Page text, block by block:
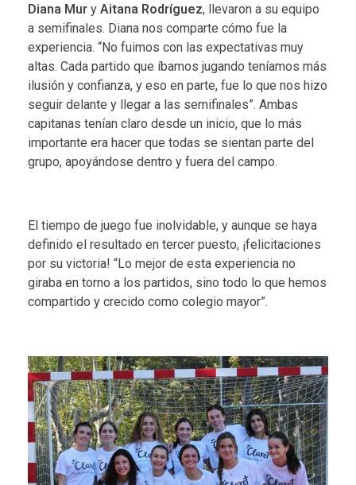
Diana Mur y Aitana Rodríguez, llevaron a su equipo
a semifinales. Diana nos comparte cómo fue la
experiencia. “No fuimos con las expectativas muy
altas. Cada partido que íbamos jugando teníamos más
ilusión y confianza, y eso en parte, fue lo que nos hizo
seguir delante y llegar a las semifinales”. Ambas
capitanas tenían claro desde un inicio, que lo más
importante era hacer que todas se sientan parte del
grupo, apoyándose dentro y fuera del campo.
El tiempo de juego fue inolvidable, y aunque se haya
definido el resultado en tercer puesto, ¡felicitaciones
por su victoria! “Lo mejor de esta experiencia no
giraba en torno a los partidos, sino todo lo que hemos
compartido y crecido como colegio mayor”.